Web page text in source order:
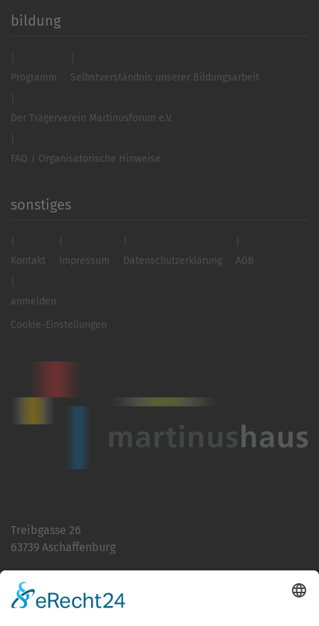
bildung
Programm Selbstverständnis unserer Bildungsarbeit
Der Trägerverein Martinusforum e.V.
FAQ / Organisatorische Hinweise
sonstiges
Kontakt Impressum Datenschutzerklärung AGB
anmelden
Cookie-Einstellungen
Treibgasse 26
63739 Aschaffenburg